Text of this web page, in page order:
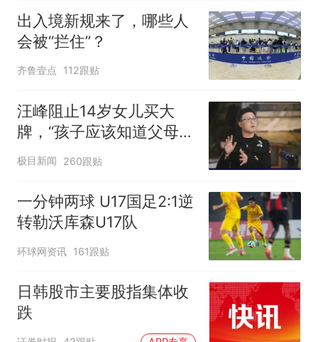
出入境新规来了，哪些人
会被“拦住”？
齐鲁壹点 112跟贴
汪峰阻止14岁女儿买大
牌，“孩子应该知道父母的
不易”，称自己买衣服80%
极目新闻 260跟贴
一分钟两球 U17国足2:1逆
转勒沃库森U17队
环球网资讯 161跟贴
日韩股市主要股指集体收
跌